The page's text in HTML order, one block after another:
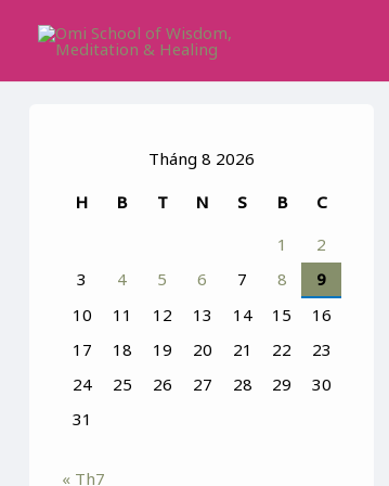
Tháng 8 2026
H
B T N S B
C
1
2
3
4 5 6 7 8
9
10
11 12 13 14 15
16
17
18 19 20 21 22
23
24
25 26 27 28 29
30
31
« Th7